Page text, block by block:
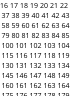
16 17 18 19 20 21 22
37 38 39 40 41 42 43
58 59 60 61 62 63 64
79 80 81 82 83 84 85
100 101 102 103 104
115 116 117 118 119
130 131 132 133 134
145 146 147 148 149
160 161 162 163 164